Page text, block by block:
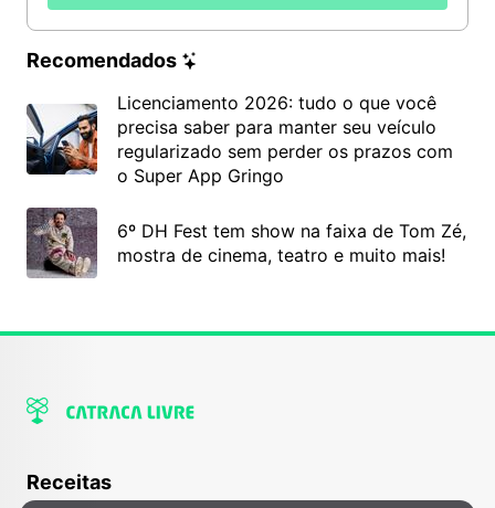
Recomendados
Licenciamento 2026: tudo o que você
precisa saber para manter seu veículo
regularizado sem perder os prazos com
o Super App Gringo
6º DH Fest tem show na faixa de Tom Zé,
mostra de cinema, teatro e muito mais!
Receitas